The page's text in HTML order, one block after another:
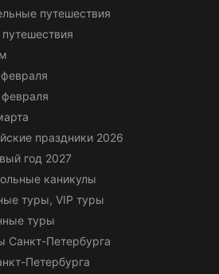
путешествия
праздники 2026
год 2027
каникулы
туры, VIP туры
туры
Санкт-Петербурга
Петербурга